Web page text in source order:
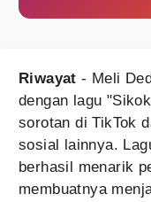
Riwayat - Meli
dengan lagu
sorotan di TikTok
sosial lainnya.
berhasil menarik
membuatnya